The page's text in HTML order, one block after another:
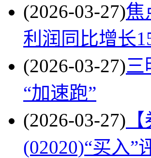
(2026-03-27)焦
利润同比增长
(2026-03-27)三
“加速跑”
(2026-03-27)
(02020)“买入